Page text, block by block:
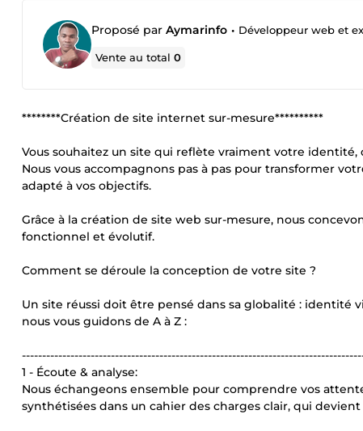
Proposé par Aymarinfo • Développeur web et
Vente au total0
********Création de site internet sur-mesure**********
Vous souhaitez un site qui reflète vraiment votre
Nous vous accompagnons pas à pas pour transformer
adapté à vos objectifs.
Grâce à la création de site web sur-mesure, nous
fonctionnel et évolutif.
Comment se déroule la conception de votre site ?
Un site réussi doit être pensé dans sa globalité : identité
nous vous guidons de A à Z :
1 - Écoute & analyse:
Nous échangeons ensemble pour comprendre vos
synthétisées dans un cahier des charges clair, qui